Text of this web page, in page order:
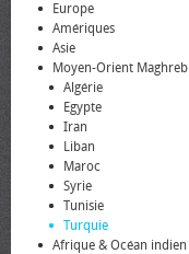
Europe
Amériques
Asie
Moyen-Orient Maghreb
Algérie
Egypte
Iran
Liban
Maroc
Syrie
Tunisie
Turquie
Afrique & Océan indien